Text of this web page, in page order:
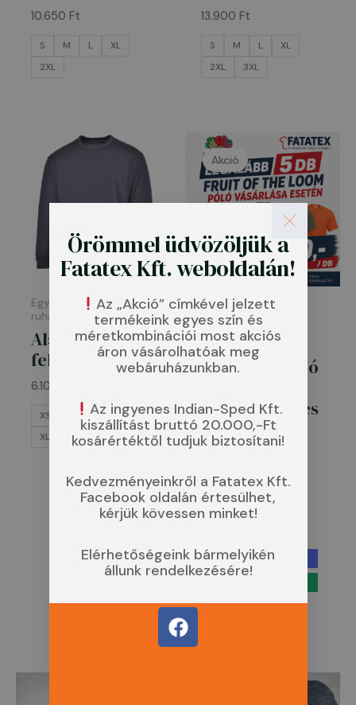
10.650 Ft
S M L
XL
2XL
13.900 Ft
S M L
XL
2XL
3XL
Egyéb kiegészítő
ruházat
Aláöltözet
felső
6.100
XS M
L
XL
2XL
Akció
Munkaruha
Fruit of the
Loom
környakú póló
kedvezményes
csomag
Original
was:
1.990 Ft.
Current
price
is:
1.590 Ft.
S M L
XL
2XL
3XL
Örömmel üdvözöljük a
Fatatex Kft. weboldalán!
Az „Akció” címkével jelzett
termékeink egyes szín és
méretkombinációi most akciós
áron vásárolhatóak meg
webáruházunkban.
Az ingyenes Indian-Sped Kft.
kiszállítást bruttó 20.000,-Ft
kosárértéktől tudjuk biztosítani!
Kedvezményeinkről a Fatatex Kft.
Facebook oldalán értesülhet,
kérjük kövessen minket!
Elérhetőségeink bármelyikén
állunk rendelkezésére!
F
a